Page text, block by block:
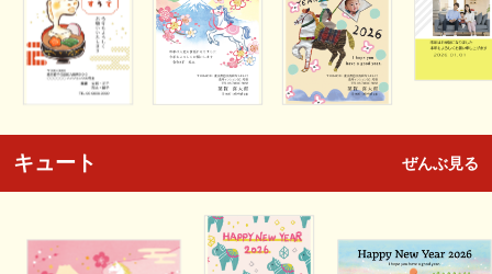
キュート ぜんぶ見る